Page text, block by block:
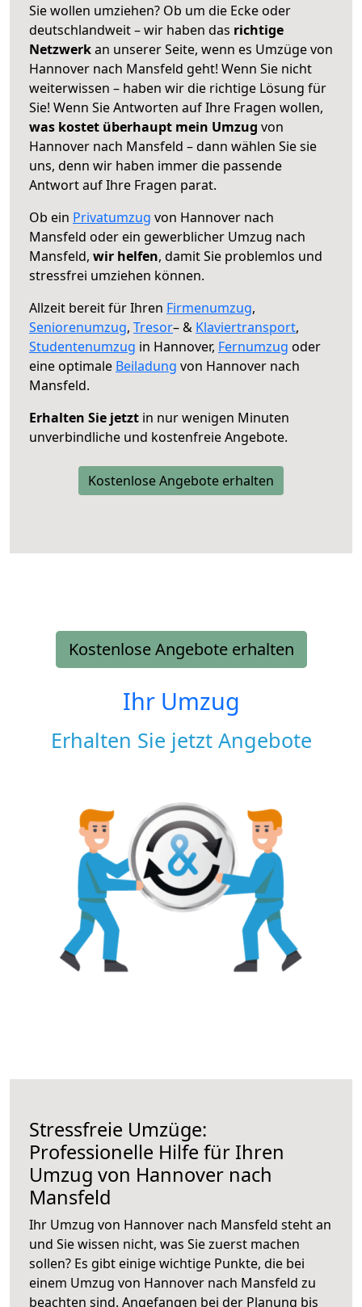
Sie wollen umziehen? Ob um die Ecke oder
deutschlandweit – wir haben das richtige
Netzwerkan unserer Seite, wenn es Umzüge von
Hannover nach Mansfeld geht! Wenn Sie nicht
weiterwissen – haben wir die richtige Lösung für
Sie! Wenn Sie Antworten auf Ihre Fragen wollen,
was kostet überhaupt mein Umzug von
Hannover nach Mansfeld – dann wählen Sie sie
uns, denn wir haben immer die passende
Antwort auf Ihre Fragen parat.
Ob ein Privatumzug von Hannover nach
Mansfeld oder ein gewerblicher Umzug nach
Mansfeld, wir helfen, damit Sie problemlos und
stressfrei umziehen können.
Allzeit bereit für Ihren Firmenumzug,
Seniorenumzug, Tresor– & Klaviertransport,
Studentenumzug in Hannover, Fernumzug oder
eine optimale Beiladung von Hannover nach
Mansfeld.
Erhalten Sie jetzt in nur wenigen Minuten
unverbindliche und kostenfreie Angebote.
Kostenlose Angebote erhalten
Kostenlose Angebote erhalten
Ihr Umzug
Erhalten Sie jetzt Angebote
Stressfreie Umzüge:
Professionelle Hilfe für Ihren
Umzug von Hannover nach
Mansfeld
Ihr Umzug von Hannover nach Mansfeld steht an
und Sie wissen nicht, was Sie zuerst machen
sollen? Es gibt einige wichtige Punkte, die bei
einem Umzug von Hannover nach Mansfeld zu
beachten sind. Angefangen bei der Planung bis